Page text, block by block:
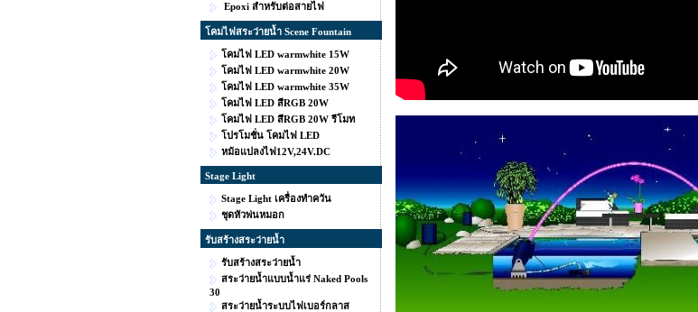
Epoxi สำหรับต่อสายไฟ
โคมไฟสระว่ายน้ำ Scene Fountain
โคมไฟ LED warmwhite 15W
โคมไฟ LED warmwhite 20W
โคมไฟ LED warmwhite 35W
โคมไฟ LED สีRGB 20W
โคมไฟ LED สีRGB 20W รีโมท
โปรโมชั่น โคมไฟ LED
หม้อแปลงไฟ12V,24V.DC
Stage Light
Stage Light เครื่องทำควัน
ชุดหัวพ่นหมอก
รับสร้างสระว่ายน้ำ
รับสร้างสระว่ายน้ำ
สระว่ายน้ำแบบน้ำแร่ Naked Pools
30
สระว่ายน้ำระบบไฟเบอร์กลาส